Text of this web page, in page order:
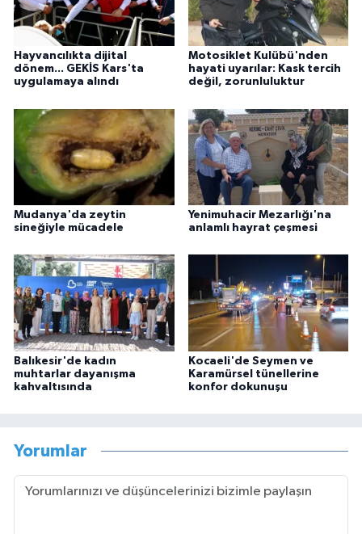
Hayvancılıkta dijital
dönem... GEKİS Kars'ta
uygulamaya alındı
Motosiklet Kulübü'nden
hayati uyarılar: Kask tercih
değil, zorunluluktur
Mudanya'da zeytin
sineğiyle mücadele
Yenimuhacir Mezarlığı'na
anlamlı hayrat çeşmesi
Balıkesir'de kadın
muhtarlar dayanışma
kahvaltısında
Kocaeli'de Seymen ve
Karamürsel tünellerine
konfor dokunuşu
Yorumlar